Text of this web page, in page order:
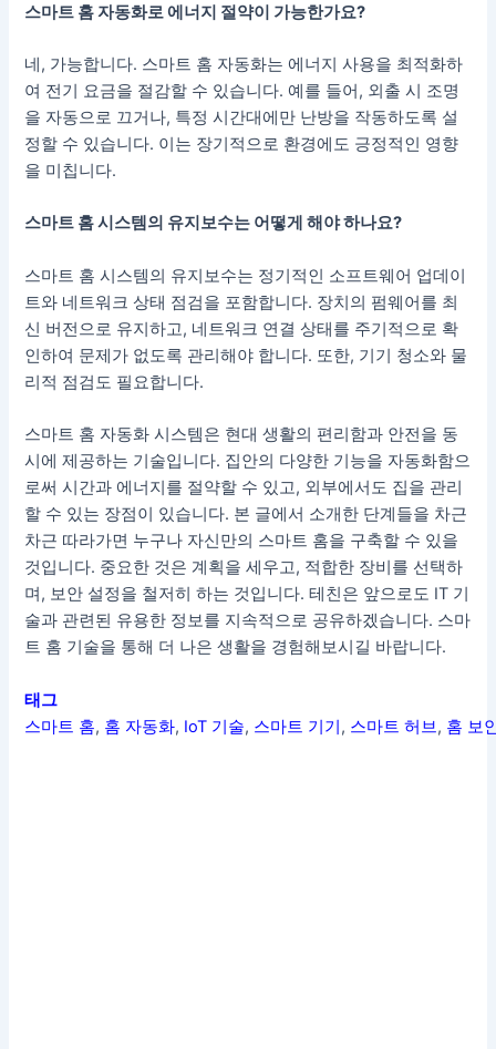
스마트 홈 자동화로 에너지 절약이 가능한가요?
네, 가능합니다. 스마트 홈 자동화는 에너지 사용을 최적화하
여 전기 요금을 절감할 수 있습니다. 예를 들어, 외출 시 조명
을 자동으로 끄거나, 특정 시간대에만 난방을 작동하도록 설
정할 수 있습니다. 이는 장기적으로 환경에도 긍정적인 영향
을 미칩니다.
스마트 홈 시스템의 유지보수는 어떻게 해야 하나요?
스마트 홈 시스템의 유지보수는 정기적인 소프트웨어 업데이
트와 네트워크 상태 점검을 포함합니다. 장치의 펌웨어를 최
신 버전으로 유지하고, 네트워크 연결 상태를 주기적으로 확
인하여 문제가 없도록 관리해야 합니다. 또한, 기기 청소와 물
리적 점검도 필요합니다.
스마트 홈 자동화 시스템은 현대 생활의 편리함과 안전을 동
시에 제공하는 기술입니다. 집안의 다양한 기능을 자동화함으
로써 시간과 에너지를 절약할 수 있고, 외부에서도 집을 관리
할 수 있는 장점이 있습니다. 본 글에서 소개한 단계들을 차근
차근 따라가면 누구나 자신만의 스마트 홈을 구축할 수 있을
것입니다. 중요한 것은 계획을 세우고, 적합한 장비를 선택하
며, 보안 설정을 철저히 하는 것입니다. 테친은 앞으로도 IT 기
술과 관련된 유용한 정보를 지속적으로 공유하겠습니다. 스마
트 홈 기술을 통해 더 나은 생활을 경험해보시길 바랍니다.
태그
스마트 홈, 홈 자동화, IoT 기술, 스마트 기기, 스마트 허브, 홈 보